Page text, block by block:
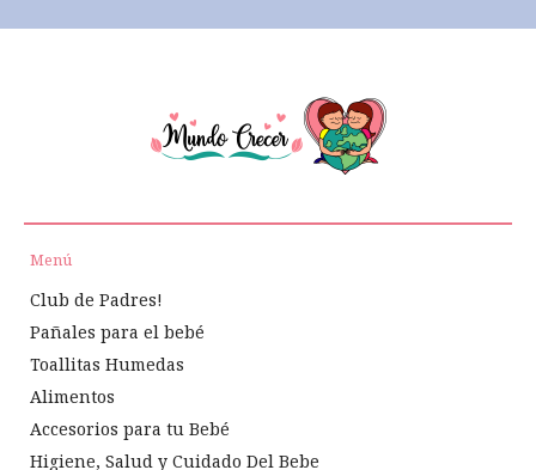
Menú
Club de Padres!
Pañales para el bebé
Toallitas Humedas
Alimentos
Accesorios para tu Bebé
Higiene, Salud y Cuidado Del Bebe